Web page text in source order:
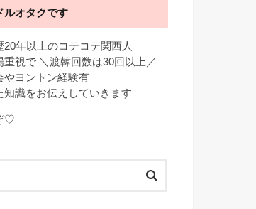
ルオタクです
年以上のコテコテ関西人
視で ＼渡韓回数は30回以上／
ヨントン経験有
識をお伝えしていきます
♡